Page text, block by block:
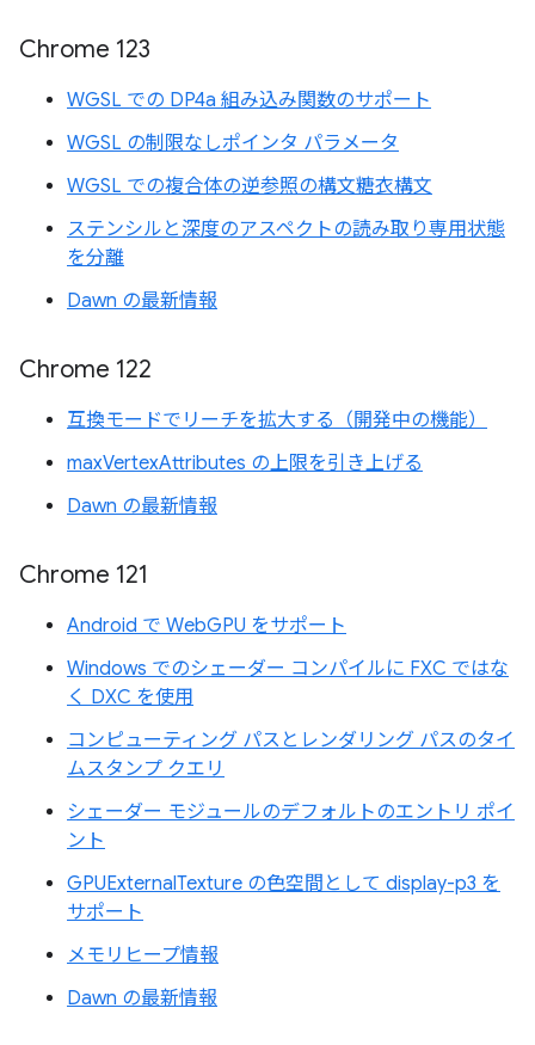
Chrome 123
WGSL での DP4a 組み込み関数のサポート
WGSL の制限なしポインタ パラメータ
WGSL での複合体の逆参照の構文糖衣構文
ステンシルと深度のアスペクトの読み取り専用状態
を分離
Dawn の最新情報
Chrome 122
互換モードでリーチを拡大する（開発中の機能）
maxVertexAttributes の上限を引き上げる
Dawn の最新情報
Chrome 121
Android で WebGPU をサポート
Windows でのシェーダー コンパイルに FXC ではな
く DXC を使用
コンピューティング パスとレンダリング パスのタイ
ムスタンプ クエリ
シェーダー モジュールのデフォルトのエントリ ポイ
ント
GPUExternalTexture の色空間として display-p3 を
サポート
メモリヒープ情報
Dawn の最新情報